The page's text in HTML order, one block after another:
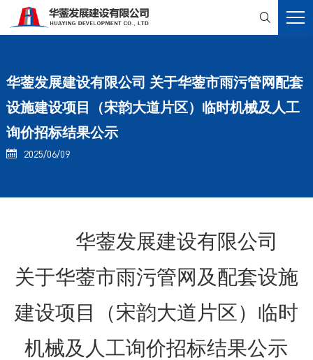

华蓥发展建设有限公司 关于华蓥市雨污管网配套
设施建设项目（宋韵大道片区）临时机械及人工
询价招标结果公示
 2025/06/09
华蓥发展建设有限公司
关于华蓥市雨污管网及配套设施
建设项目（宋韵大道片区）临时
机械及人工询价招标结果公示